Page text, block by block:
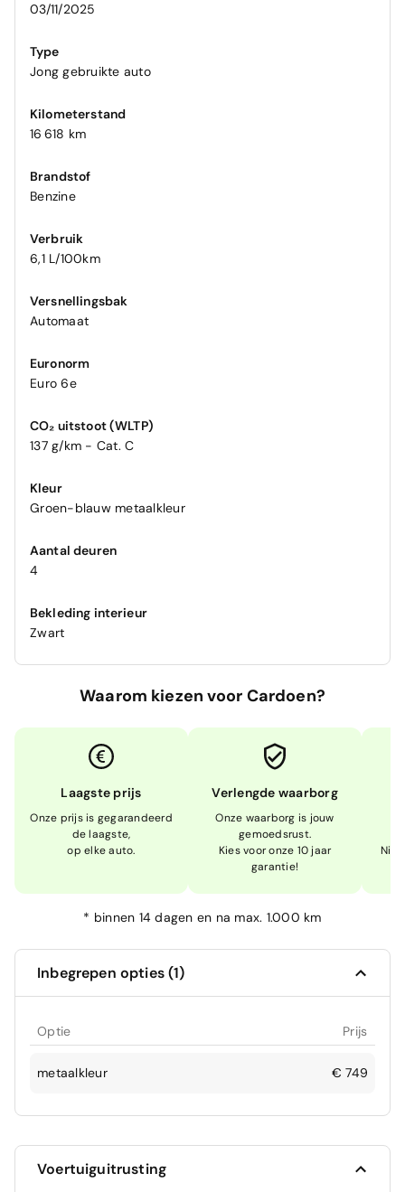
03/11/2025
Type
Jong gebruikte auto
Kilometerstand
16 618 km
Brandstof
Benzine
Verbruik
6,1 L/100km
Versnellingsbak
Automaat
Euronorm
Euro 6e
CO₂ uitstoot (WLTP)
137 g/km - Cat. C
Kleur
Groen-blauw metaalkleur
Aantal deuren
4
Bekleding interieur
Zwart
Waarom kiezen voor Cardoen?
Laagste prijs
Onze prijs is gegarandeerd
de laagste,
op elke auto.
Verlengde waarborg
Onze waarborg is jouw
gemoedsrust.
Kies voor onze 10 jaar
garantie!
Niet
* binnen 14 dagen en na max. 1.000 km
Inbegrepen opties (1)
Optie Prijs
metaalkleur € 749
Voertuiguitrusting